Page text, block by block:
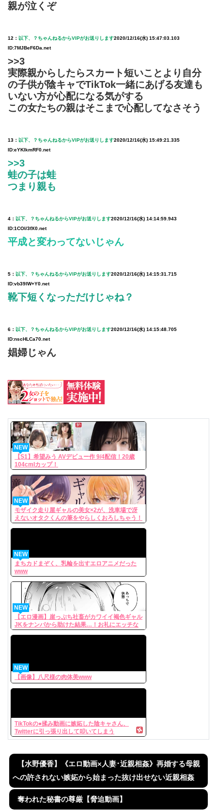
親が泣くぞ
12： 以下、？ちゃんねるからVIPがお送りします2020/12/16(水) 15:47:03.103
ID:7MJBeF6Da.net
>>3
実際親からしたらスカート短いことより自分
の子供が陰キャでTikTok一緒にあげる友達も
いない方が心配になる気がする
この女たちの親はそこまで心配してなさそう
13： 以下、？ちゃんねるからVIPがお送りします2020/12/16(水) 15:49:21.335
ID:eYKlkmRF0.net
>>3
蛙の子は蛙
つまり親も
4： 以下、？ちゃんねるからVIPがお送りします2020/12/16(水) 14:14:59.943
ID:1COI/3fX0.net
平成と変わってないじゃん
5： 以下、？ちゃんねるからVIPがお送りします2020/12/16(水) 14:15:31.715
ID:vb39IW+Y0.net
靴下短くなっただけじゃね？
6： 以下、？ちゃんねるからVIPがお送りします2020/12/16(水) 14:15:48.705
ID:nscHLCa70.net
娼婦じゃん
【S1】希望みう AVデビュー作 9/4配信！20歳
104cmIカップ！
NEW
モザイク走り屋ギャルの美女×2が、洗車場で冴
えないオタクくんの筆をやらしくおろしちゃう！
ｗｗｗ
NEW
まちカドまぞく、乳輪を出すエロアニメだった
www
NEW
【エロ漫画】崖っぷち社畜がカワイイ褐色ギャル
JKをナンパから助けた結果…！お礼にエッチな
マッサージからの甘々の純愛交尾…！
NEW
【画像】八尺様の肉体美www
NEW
TikTokの●揉み動画に嫉妬した陰キャさん、
Twitterに引っ張り出して叩いてしまう
【水野優香】《エロ動画×人妻･近親相姦》再婚する母親
への許されない嫉妬から始まった抜け出せない近親相姦
奪われた秘書の尊厳【脅迫動画】